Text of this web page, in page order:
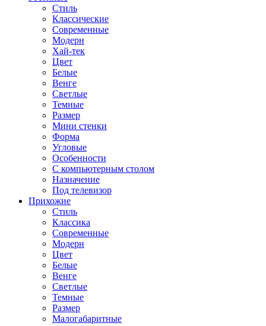
Стиль
Классические
Современные
Модерн
Хай-тек
Цвет
Белые
Венге
Светлые
Темные
Размер
Мини стенки
Форма
Угловые
Особенности
С компьютерным столом
Назначение
Под телевизор
Прихожие
Стиль
Классика
Современные
Модерн
Цвет
Белые
Венге
Светлые
Темные
Размер
Малогабаритные